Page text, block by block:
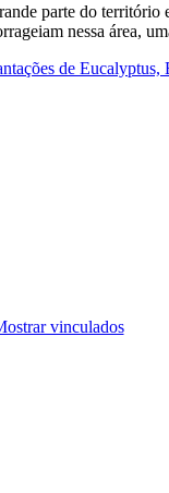
parte do
nessa área,
de Eucalyptus,
vinculados